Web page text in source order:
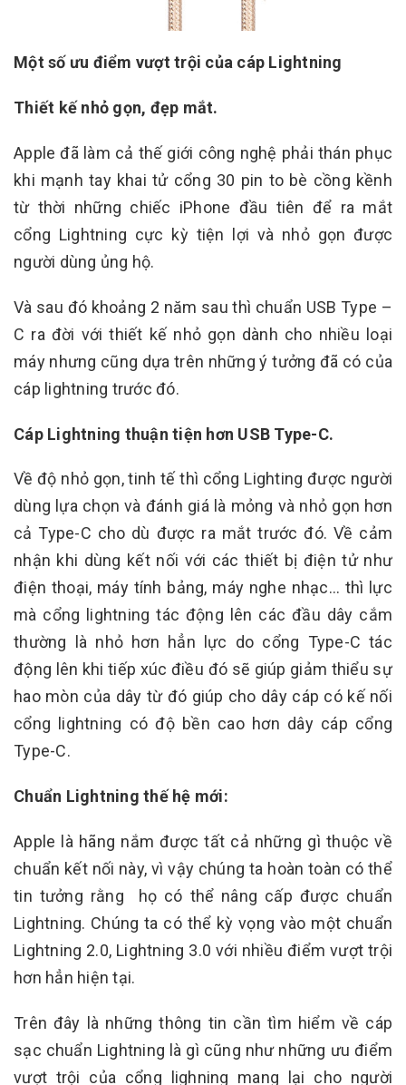
Một số ưu điểm vượt trội của cáp Lightning
Thiết kế nhỏ gọn, đẹp mắt.
Apple đã làm cả thế giới công nghệ phải thán phục
khi mạnh tay khai tử cổng 30 pin to bè cồng kềnh
từ thời những chiếc iPhone đầu tiên để ra mắt
cổng Lightning cực kỳ tiện lợi và nhỏ gọn được
người dùng ủng hộ.
Và sau đó khoảng 2 năm sau thì chuẩn USB Type –
C ra đời với thiết kế nhỏ gọn dành cho nhiều loại
máy nhưng cũng dựa trên những ý tưởng đã có của
cáp lightning trước đó.
Cáp Lightning thuận tiện hơn USB Type-C.
Về độ nhỏ gọn, tinh tế thì cổng Lighting được người
dùng lựa chọn và đánh giá là mỏng và nhỏ gọn hơn
cả Type-C cho dù được ra mắt trước đó. Về cảm
nhận khi dùng kết nối với các thiết bị điện tử như
điện thoại, máy tính bảng, máy nghe nhạc… thì lực
mà cổng lightning tác động lên các đầu dây cắm
thường là nhỏ hơn hẳn lực do cổng Type-C tác
động lên khi tiếp xúc điều đó sẽ giúp giảm thiểu sự
hao mòn của dây từ đó giúp cho dây cáp có kế nối
cổng lightning có độ bền cao hơn dây cáp cổng
Type-C.
Chuẩn Lightning thế hệ mới:
Apple là hãng nắm được tất cả những gì thuộc về
chuẩn kết nối này, vì vậy chúng ta hoàn toàn có thể
tin tưởng rằng họ có thể nâng cấp được chuẩn
Lightning. Chúng ta có thể kỳ vọng vào một chuẩn
Lightning 2.0, Lightning 3.0 với nhiều điểm vượt trội
hơn hẳn hiện tại.
Trên đây là những thông tin cần tìm hiểm về cáp
sạc chuẩn Lightning là gì cũng như những ưu điểm
vượt trội của cổng lighning mang lại cho người